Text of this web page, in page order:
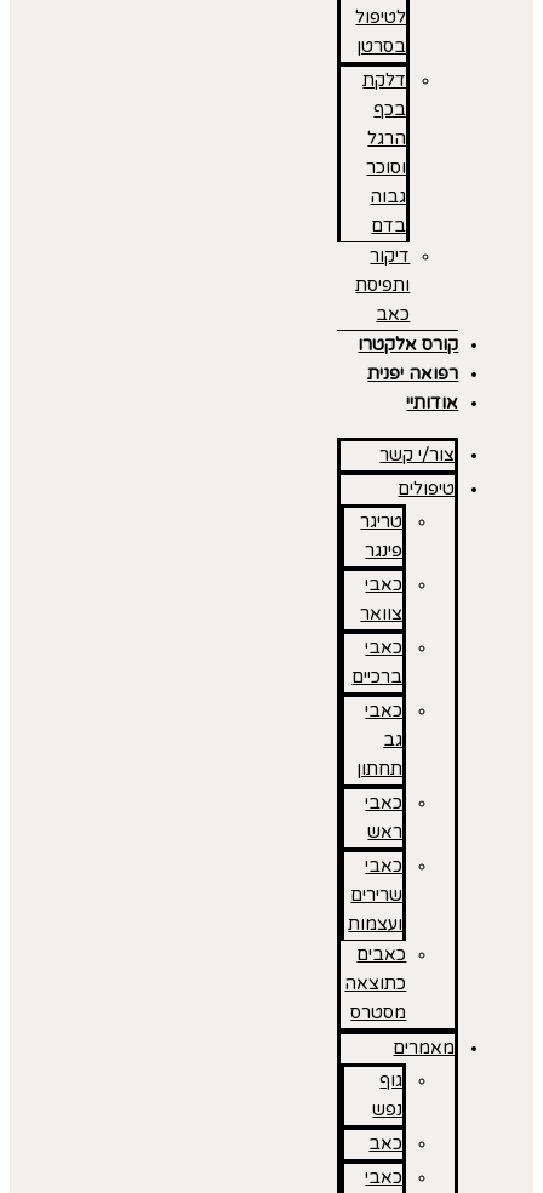
לטיפול
בסרטן
דלקת
בכף
הרגל
וסוכר
גבוה
בדם
דיקור
ותפיסת
כאב
קורס אלקטרו
רפואה יפנית
אודותיי
צור/י קשר
טיפולים
טריגר
פינגר
כאבי
צוואר
כאבי
ברכיים
כאבי
גב
תחתון
כאבי
ראש
כאבי
שרירים
ועצמות
כאבים
כתוצאה
מסטרס
מאמרים
גוף
נפש
כאב
כאבי